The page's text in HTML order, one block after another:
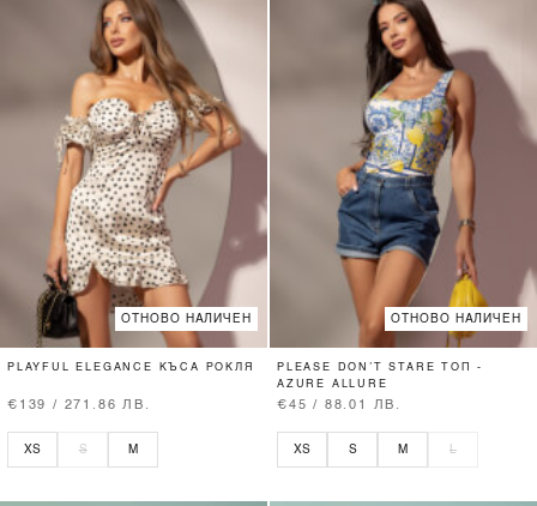
ОТНОВО НАЛИЧЕН
PLAYFUL ELEGANCE КЪСА РОКЛЯ
€139 / 271.86 ЛВ.
XS S M
ОТНОВО НАЛИЧЕН
PLEASE DON’T STARE ТОП -
AZURE ALLURE
€45 / 88.01 ЛВ.
XS S M L